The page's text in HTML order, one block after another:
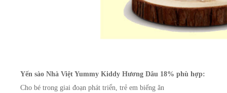
Yến sào Nhà Việt Yummy Kiddy Hương Dâu 18% phù hợp:
Cho bé trong giai đoạn phát triển, trẻ em biếng ăn